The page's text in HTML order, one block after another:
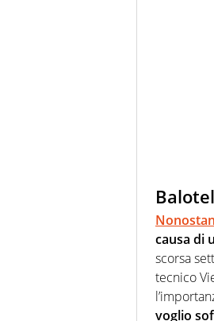
causa di
scorsa
tecnico
voglio